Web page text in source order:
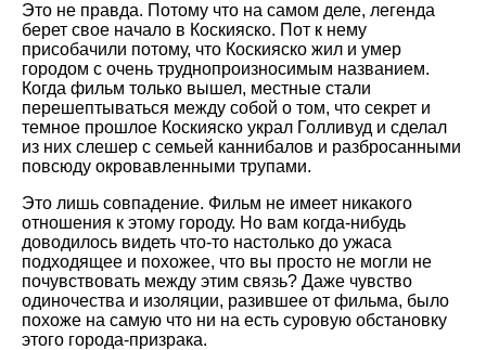
Это не правда. Потому что на самом деле, легенда
берет свое начало в Коскияско. Пот к нему
присобачили потому, что Коскияско жил и умер
городом с очень труднопроизносимым названием.
Когда фильм только вышел, местные стали
перешептываться между собой о том, что секрет и
темное прошлое Коскияско украл Голливуд и сделал
из них слешер c семьей каннибалов и разбросанными
повсюду окровавленными трупами.
Это лишь совпадение. Фильм не имеет никакого
отношения к этому городу. Но вам когда-нибудь
доводилось видеть что-то настолько до ужаса
подходящее и похожее, что вы просто не могли не
почувствовать между этим связь? Даже чувство
одиночества и изоляции, разившее от фильма, было
похоже на самую что ни на есть суровую обстановку
этого города-призрака.